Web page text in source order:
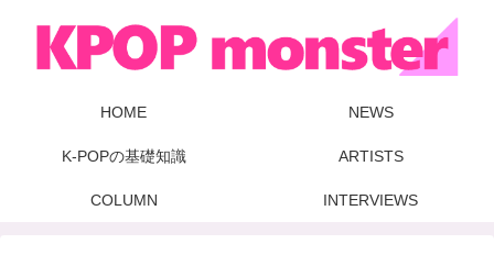
HOME NEWS
K-POPの基礎知識 ARTISTS
COLUMN INTERVIEWS